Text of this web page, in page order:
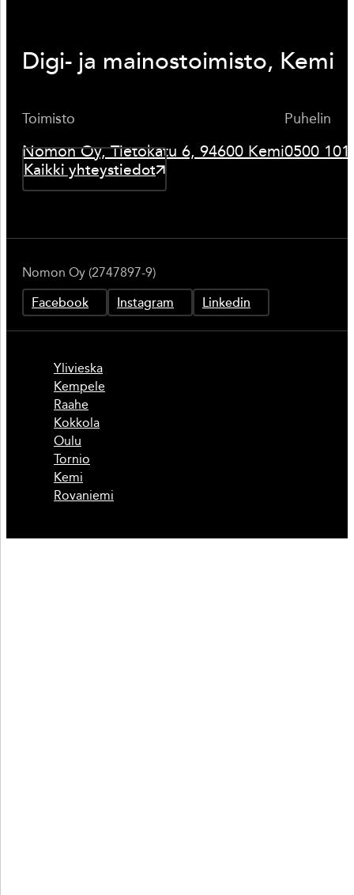
Digi- ja mainostoimisto, Kemi
Toimisto
Nomon Oy, Tietokatu 6, 94600 Kemi
Puhelin
0500 101
Kaikki yhteystiedot
Nomon Oy (2747897-9)
Facebook Instagram Linkedin
Ylivieska
Kempele
Raahe
Kokkola
Oulu
Tornio
Kemi
Rovaniemi